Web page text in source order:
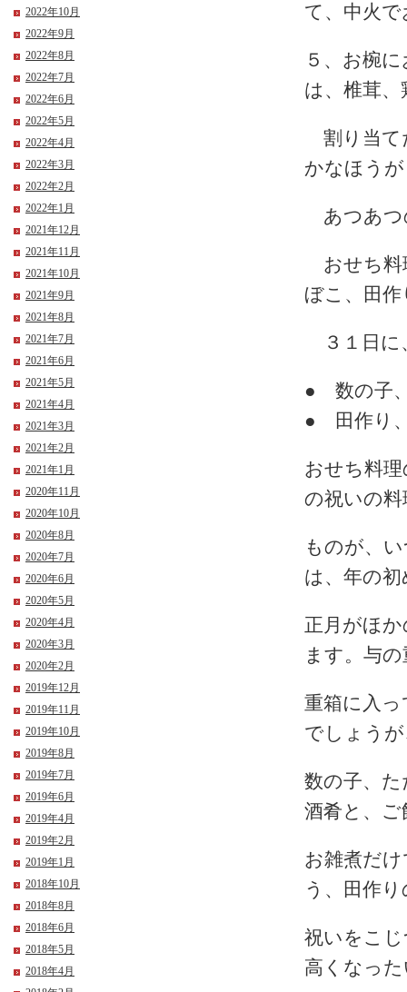
て、中火
５、お椀
は、椎茸、
割り当て
かなほう
あつあつ
おせち料
ぼこ、田
３１日に
● 数の子
● 田作り
おせち料
の祝いの
ものが、
は、年の
正月がほ
ます。与
重箱に入
でしょう
数の子、
酒肴と、
お雑煮だ
う、田作
祝いをこ
高くなっ
2022年10月
2022年9月
2022年8月
2022年7月
2022年6月
2022年5月
2022年4月
2022年3月
2022年2月
2022年1月
2021年12月
2021年11月
2021年10月
2021年9月
2021年8月
2021年7月
2021年6月
2021年5月
2021年4月
2021年3月
2021年2月
2021年1月
2020年11月
2020年10月
2020年8月
2020年7月
2020年6月
2020年5月
2020年4月
2020年3月
2020年2月
2019年12月
2019年11月
2019年10月
2019年8月
2019年7月
2019年6月
2019年4月
2019年2月
2019年1月
2018年10月
2018年8月
2018年6月
2018年5月
2018年4月